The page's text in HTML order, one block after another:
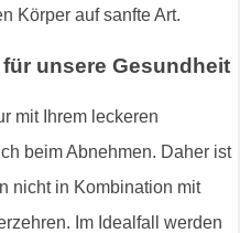
Körper auf sanfte Art.
unsere Gesundheit
mit Ihrem leckeren
beim Abnehmen. Daher ist
nicht in Kombination mit
Im Idealfall werden